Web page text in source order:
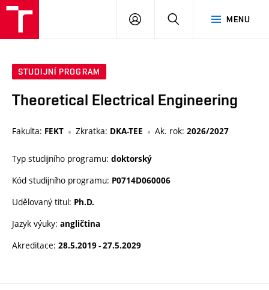
MENU
PŘIHLÁSIT
STUDIJNÍ PROGRAM
Theoretical Electrical Engineering
Fakulta: FEKT Zkratka: DKA-TEE Ak. rok: 2026/2027
Typ studijního programu: doktorský
Kód studijního programu: P0714D060006
Udělovaný titul: Ph.D.
Jazyk výuky: angličtina
Akreditace: 28.5.2019 - 27.5.2029